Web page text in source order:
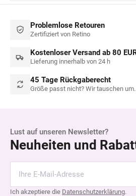
Problemlose Retouren
Zertifiziert von Retino
Kostenloser Versand ab 80
Lieferung innerhalb von 24 h
45 Tage Rückgaberecht
Größe passt nicht? Wir tauschen um.
Lust auf unseren Newsletter?
Neuheiten und
Ich akzeptiere die Datenschutzerklärung.